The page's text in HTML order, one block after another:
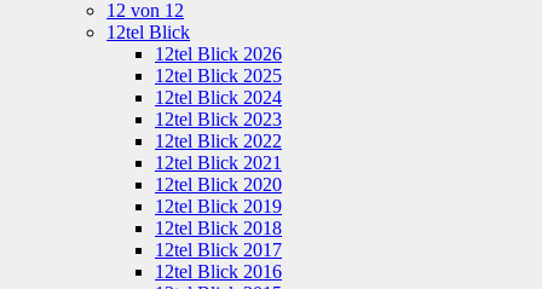
12 von 12
12tel Blick
12tel Blick 2026
12tel Blick 2025
12tel Blick 2024
12tel Blick 2023
12tel Blick 2022
12tel Blick 2021
12tel Blick 2020
12tel Blick 2019
12tel Blick 2018
12tel Blick 2017
12tel Blick 2016